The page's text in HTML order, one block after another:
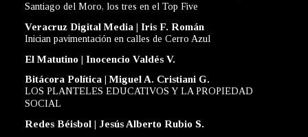
Santiago del Moro, los tres en el Top Five
Veracruz Digital Media | Iris F. Román
Inician pavimentación en calles de Cerro Azul
El Matutino | Inocencio Valdés V.
Bitácora Política | Miguel A. Cristiani G.
LOS PLANTELES EDUCATIVOS Y LA PROPIEDAD
SOCIAL
Redes Béisbol | Jesús Alberto Rubio S.